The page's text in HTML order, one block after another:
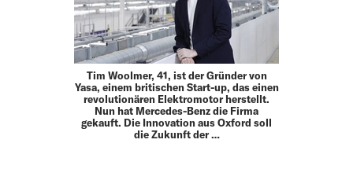
Tim Woolmer, 41, ist der Gründer von
Yasa, einem britischen Start-up, das einen
revolutionären Elektromotor herstellt.
Nun hat Mercedes-Benz die Firma
gekauft. Die Innovation aus Oxford soll
die Zukunft der …